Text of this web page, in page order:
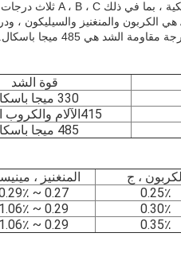
الشد هي 485 ميجا باسكال.
قوة الشد
330 ميجا باسكال
415الآلام والكروب
485 ميجا باسكال
، ج المنغنيز ،
0.25٪ 0.27 ~ 0.29٪
0.30٪ 0.29 ~ 1.06٪
0.35٪ 0.29 ~ 1.06٪